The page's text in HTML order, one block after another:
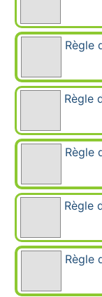
Règle
Règle
Règle
Règle
Règle